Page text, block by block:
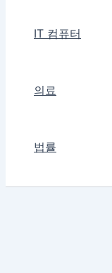
IT 컴퓨터
의료
법률